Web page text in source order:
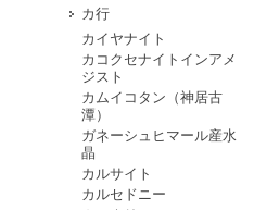
カ行
カイヤナイト
カコクセナイトインアメ
ジスト
カムイコタン（神居古
潭）
ガネーシュヒマール産水
晶
カルサイト
カルセドニー